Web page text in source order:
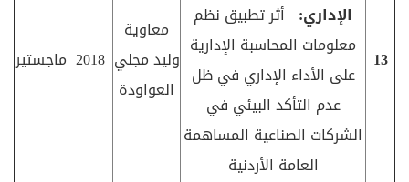
13
الإداري: أثر تطبيق نظم
معلومات المحاسبة الإدارية
على الأداء الإداري في ظل
عدم التأكد البيئي في
الشركات الصناعية المساهمة
العامة الأردنية
معاوية
وليد مجلي
العواودة
2018 ماجستير